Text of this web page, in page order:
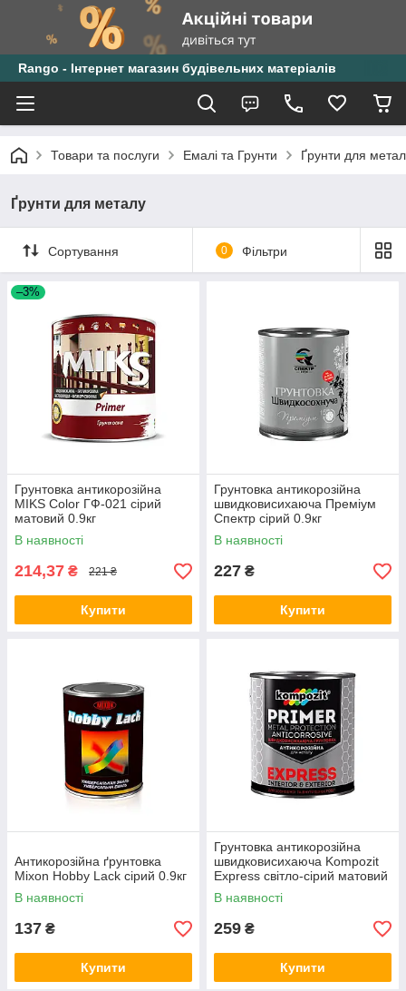
Rango - Інтернет магазин будівельних матеріалів
Товари та послуги Емалі та Грунти Ґрунти для
Ґрунти для металу
Сортування 0 Фільтри
–3%
Грунтовка антикорозійна
MIKS Color ГФ-021 сірий
матовий 0.9кг
В наявності
214,37 ₴ 221 ₴
Купити
Грунтовка антикорозійна
швидковисихаюча Преміум
Спектр сірий 0.9кг
В наявності
227 ₴
Купити
Антикорозійна ґрунтовка
Mixon Hobby Lack сірий 0.9кг
В наявності
137 ₴
Купити
Грунтовка антикорозійна
швидковисихаюча Kompozit
Express світло-сірий матовий
0.9кг
В наявності
259 ₴
Купити